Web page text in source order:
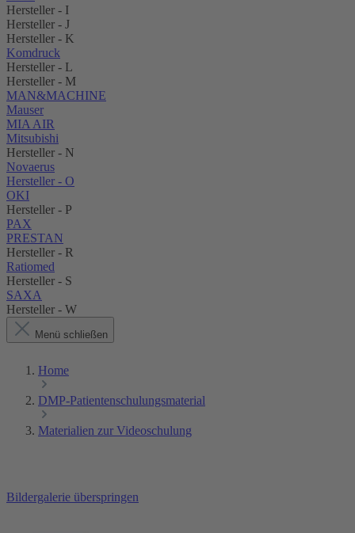
Hersteller - I
Hersteller - J
Hersteller - K
Komdruck
Hersteller - L
Hersteller - M
MAN&MACHINE
Mauser
MIA AIR
Mitsubishi
Hersteller - N
Novaerus
Hersteller - O
OKI
Hersteller - P
PAX
PRESTAN
Hersteller - R
Ratiomed
Hersteller - S
SAXA
Hersteller - W
Menü schließen
Home
DMP-Patientenschulungsmaterial
Materialien zur Videoschulung
Bildergalerie überspringen